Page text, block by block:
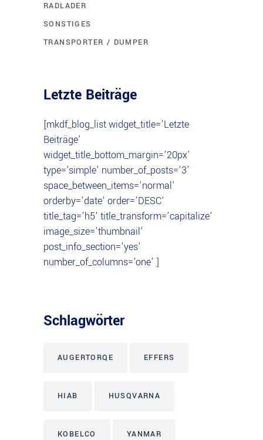
RADLADER
SONSTIGES
TRANSPORTER / DUMPER
Letzte Beiträge
[mkdf_blog_list widget_title='Letzte
Beiträge'
widget_title_bottom_margin='20px'
type='simple' number_of_posts='3'
space_between_items='normal'
orderby='date' order='DESC'
title_tag='h5' title_transform='capitalize'
image_size='thumbnail'
post_info_section='yes'
number_of_columns='one' ]
Schlagwörter
AUGERTORQE EFFERS
HIAB HUSQVARNA
KOBELCO YANMAR